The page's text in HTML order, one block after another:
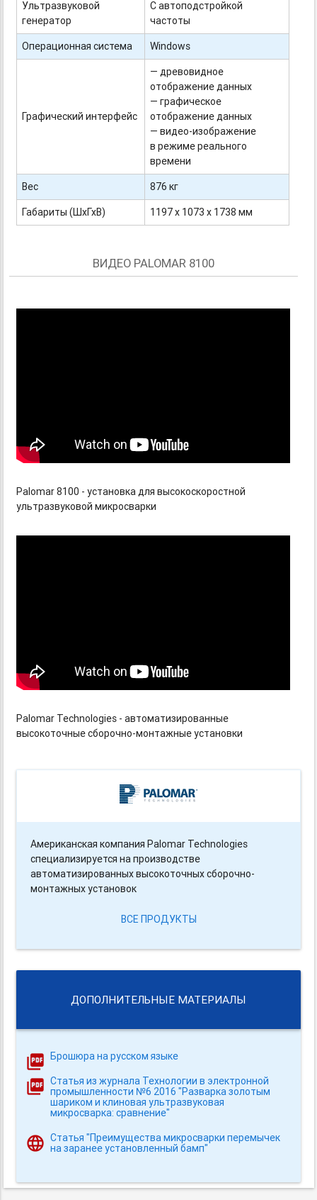
Ультразвуковой
генератор
С автоподстройкой
частоты
Операционная система
Windows
Графический интерфейс
— древовидное
отображение данных
— графическое
отображение данных
—видео-изображение
в режиме реального
времени
Вес
876 кг
Габариты (ШхГхВ)
1197 х 1073 х 1738 мм
ВИДЕО PALOMAR 8100
Palomar 8100 - установка для высокоскоростной
ультразвуковой микросварки
Palomar Technologies - автоматизированные
высокоточные сборочно-монтажные установки
Американская компания Palomar Technologies
специализируется на производстве
автоматизированных высокоточных сборочно-
монтажных установок
ВСЕ ПРОДУКТЫ
ДОПОЛНИТЕЛЬНЫЕ МАТЕРИАЛЫ
Брошюра на русском языке
Статья из журнала Технологии в электронной
промышленности №6 2016 "Разварка золотым
шариком и клиновая ультразвуковая
микросварка: сравнение"
Статья "Преимущества микросварки перемычек
на заранее установленный бамп"